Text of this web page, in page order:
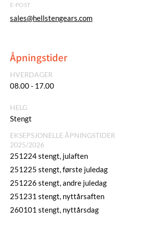
E-POST
sales@hellstengears.com
Åpningstider
HVERDAGER
08.00 - 17.00
HELG
Stengt
EKSEPSJONELLE ÅPNINGSTIDER
2025/2026
251224 stengt, julaften
251225 stengt, første juledag
251226 stengt, andre juledag
251231 stengt, nyttårsaften
260101 stengt, nyttårsdag